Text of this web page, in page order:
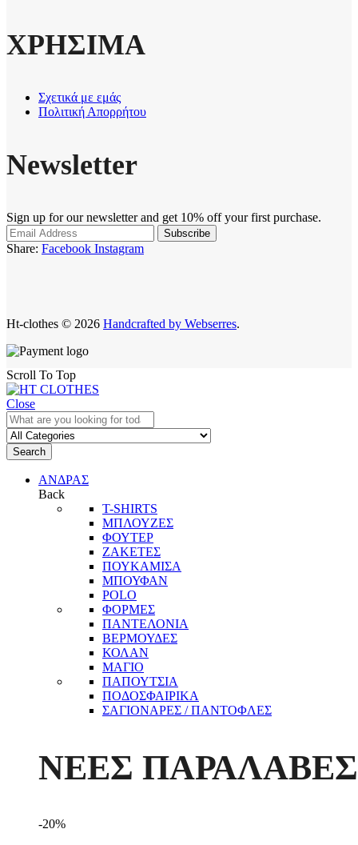
ΧΡΗΣΙΜΑ
Σχετικά με εμάς
Πολιτική Απορρήτου
Newsletter
Sign up for our newsletter and get 10% off your first purchase.
Share: Facebook Instagram
Ht-clothes © 2026 Handcrafted by Webserres.
Scroll To Top
Close
Search
ΑΝΔΡΑΣ
Back
T-SHIRTS
ΜΠΛΟΥΖΕΣ
ΦΟΥΤΕΡ
ΖΑΚΕΤΕΣ
ΠΟΥΚΑΜΙΣΑ
ΜΠΟΥΦΑΝ
POLO
ΦΟΡΜΕΣ
ΠΑΝΤΕΛΟΝΙΑ
ΒΕΡΜΟΥΔΕΣ
ΚΟΛΑΝ
ΜΑΓΙΟ
ΠΑΠΟΥΤΣΙΑ
ΠΟΔΟΣΦΑΙΡΙΚΑ
ΣΑΓΙΟΝΑΡΕΣ / ΠΑΝΤΟΦΛΕΣ
ΝΕΕΣ ΠΑΡΑΛΑΒΕΣ
-20%